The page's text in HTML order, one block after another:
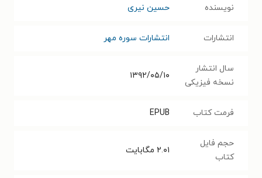
نویسنده حسین نیری
انتشارات انتشارات سوره مهر
سال انتشار
نسخه فیزیکی
۱۳۹۲/۰۵/۱۰
فرمت کتاب EPUB
حجم فایل
کتاب
۲.۰۱ مگابایت